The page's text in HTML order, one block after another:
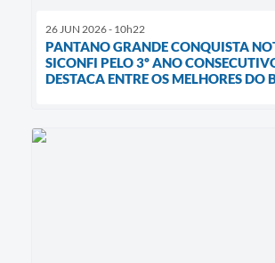
26 JUN 2026 - 10h22
PANTANO GRANDE CONQUISTA
SICONFI PELO 3º ANO
DESTACA ENTRE OS MELHORES DO